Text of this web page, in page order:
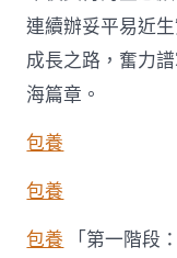
連續辦妥平易近
成長之路，奮力
海篇章。
包養
包養
包養 「第一階段